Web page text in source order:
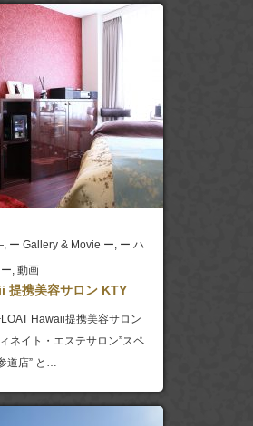
, ー Gallery & Movie ー, ー ハ
, 動画
提携美容サロン KTY
Hawaii提携美容サロン
ネイト・エステサロン”スペ
道店” と…